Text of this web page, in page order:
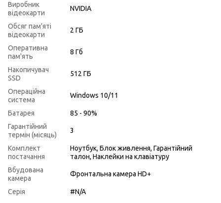
Виробник
відеокарти
NVIDIA
Обсяг пам'яті
відеокарти
2 ГБ
Оперативна
пам'ять
8 Гб
Накопичувач
SSD
512 ГБ
Операційна
система
Windows 10/11
Батарея
85 - 90%
Гарантійний
термін (місяць)
3
Комплект
постачання
Ноутбук, Блок живлення, Гарантійний
талон, Наклейки на клавіатуру
Вбудована
камера
Фронтальна камера HD+
Серія #N/A